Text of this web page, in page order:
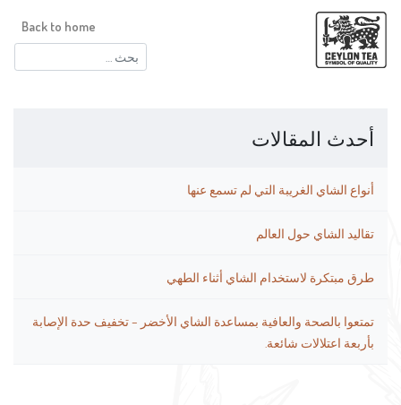
البحث
عن:
Back to home
أحدث المقالات
أنواع الشاي الغريبة التي لم تسمع عنها
تقاليد الشاي حول العالم
طرق مبتكرة لاستخدام الشاي أثناء الطهي
تمتعوا بالصحة والعافية بمساعدة الشاي الأخضر – تخفيف حدة الإصابة
بأربعة اعتلالات شائعة.